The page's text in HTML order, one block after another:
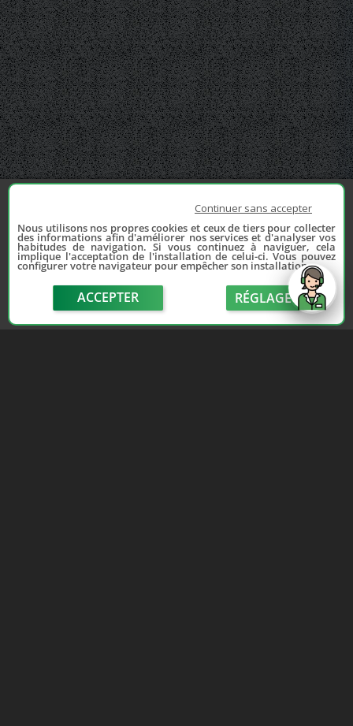
Continuer sans accepter
Nous utilisons nos propres cookies et ceux de tiers pour collecter
des informations afin d'améliorer nos services et d'analyser vos
habitudes de navigation. Si vous continuez à naviguer, cela
implique l'acceptation de l'installation de celui-ci. Vous pouvez
configurer votre navigateur pour empêcher son installation.
ACCEPTER RÉGLAGE